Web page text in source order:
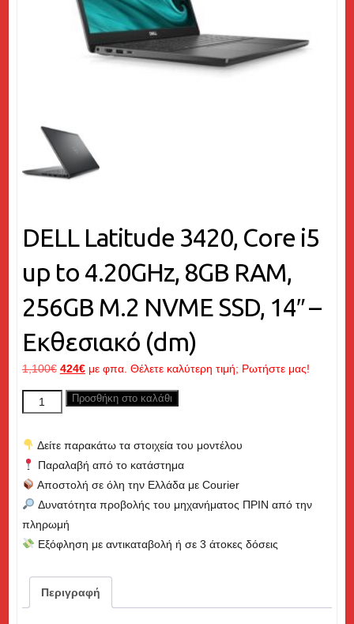
DELL Latitude 3420, Core i5
up to 4.20GHz, 8GB RAM,
256GB M.2 NVME SSD, 14″ –
Εκθεσιακό (dm)
1,100€ Original
was:
424€Η
τιμή
424€.
με φπα. Θέλετε καλύτερη τιμή; Ρωτήστε μας!
DELL
Latitude
3420,
up
to
4.20GHz,
8GB
256GB
M.2
Προσθήκη στο καλάθι
Δείτε παρακάτω τα στοιχεία του μοντέλου
Παραλαβή από το κατάστημα
Αποστολή σε όλη την Ελλάδα με Courier
Δυνατότητα προβολής του μηχανήματος ΠΡΙΝ από την
πληρωμή
Εξόφληση με αντικαταβολή ή σε 3 άτοκες δόσεις
Περιγραφή